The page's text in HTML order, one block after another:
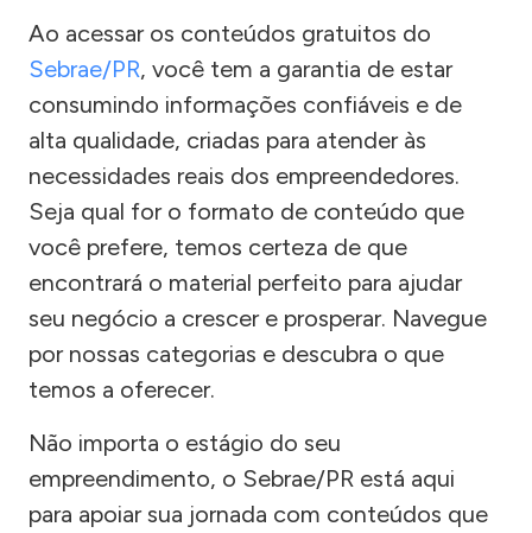
Ao acessar os conteúdos gratuitos do
Sebrae/PR, você tem a garantia de estar
consumindo informações confiáveis e de
alta qualidade, criadas para atender às
necessidades reais dos empreendedores.
Seja qual for o formato de conteúdo que
você prefere, temos certeza de que
encontrará o material perfeito para ajudar
seu negócio a crescer e prosperar. Navegue
por nossas categorias e descubra o que
temos a oferecer.
Não importa o estágio do seu
empreendimento, o Sebrae/PR está aqui
para apoiar sua jornada com conteúdos que